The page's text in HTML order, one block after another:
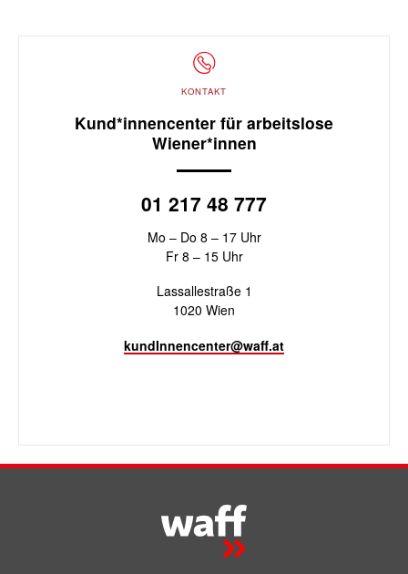
KONTAKT
Kund*innencenter für arbeitslose
Wiener*innen
01 217 48 777
Mo – Do 8 – 17 Uhr
Fr 8 – 15 Uhr
Lassallestraße 1
1020 Wien
kundInnencenter@waff.at